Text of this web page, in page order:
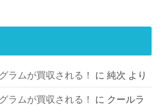
ラムが買収される！ に純次 より
ラムが買収される！ に クールラ